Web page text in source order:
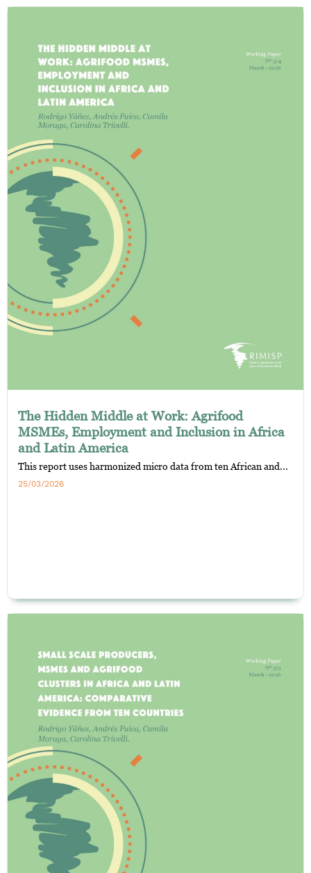
The Hidden Middle at Work: Agrifood
MSMEs, Employment and Inclusion in Africa
and Latin America
This report uses harmonized micro data from ten African and...
25/03/2026